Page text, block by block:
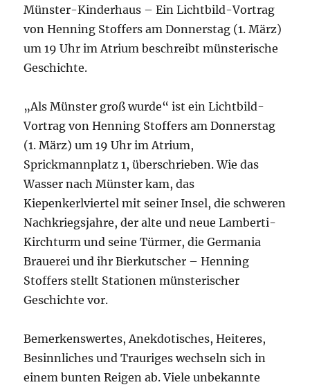
Münster-Kinderhaus – Ein Lichtbild-Vortrag
von Henning Stoffers am Donnerstag (1. März)
um 19 Uhr im Atrium beschreibt münsterische
Geschichte.
„Als Münster groß wurde“ ist ein Lichtbild-
Vortrag von Henning Stoffers am Donnerstag
(1. März) um 19 Uhr im Atrium,
Sprickmannplatz 1, überschrieben. Wie das
Wasser nach Münster kam, das
Kiepenkerlviertel mit seiner Insel, die schweren
Nachkriegsjahre, der alte und neue Lamberti-
Kirchturm und seine Türmer, die Germania
Brauerei und ihr Bierkutscher – Henning
Stoffers stellt Stationen münsterischer
Geschichte vor.
Bemerkenswertes, Anekdotisches, Heiteres,
Besinnliches und Trauriges wechseln sich in
einem bunten Reigen ab. Viele unbekannte